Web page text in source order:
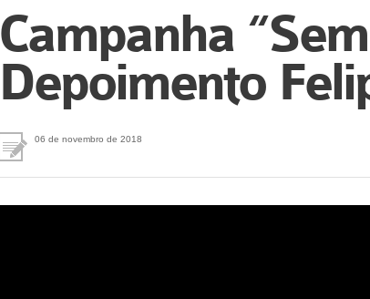
Campanha
Depoimento
06 de novembro de 2018